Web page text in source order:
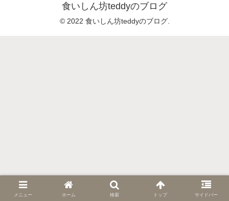
食いしん坊teddyのブログ
© 2022 食いしん坊teddyのブログ.
メニュー ホーム 検索 トップ サイドバー